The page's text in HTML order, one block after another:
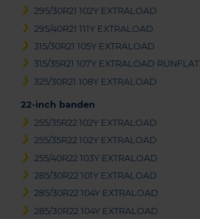
295/30R21 102Y EXTRALOAD
295/40R21 111Y EXTRALOAD
315/30R21 105Y EXTRALOAD
315/35R21 107Y EXTRALOAD RUNFLAT
325/30R21 108Y EXTRALOAD
22-inch banden
255/35R22 102Y EXTRALOAD
255/35R22 102Y EXTRALOAD
255/40R22 103Y EXTRALOAD
285/30R22 101Y EXTRALOAD
285/30R22 104Y EXTRALOAD
285/30R22 104Y EXTRALOAD